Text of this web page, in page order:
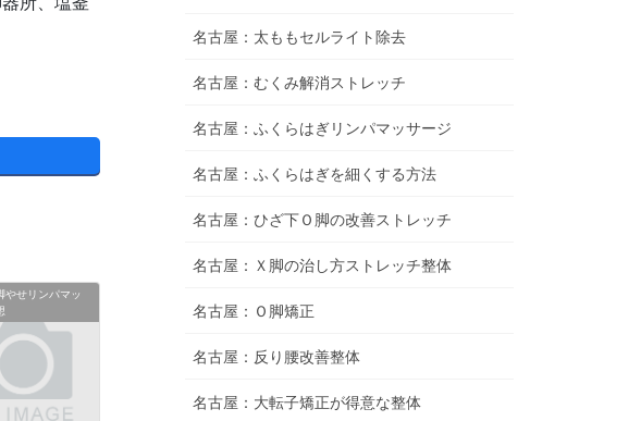
やせリンパマッ
名古屋：太ももセルライト除去
名古屋：むくみ解消ストレッチ
名古屋：ふくらはぎリンパマッサージ
名古屋：ふくらはぎを細くする方法
名古屋：ひざ下Ｏ脚の改善ストレッチ
名古屋：Ｘ脚の治し方ストレッチ整体
名古屋：Ｏ脚矯正
名古屋：反り腰改善整体
名古屋：大転子矯正が得意な整体